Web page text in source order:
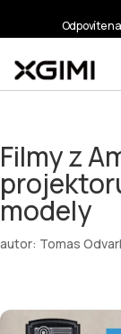
Filmy z
modely
autor: Tomas